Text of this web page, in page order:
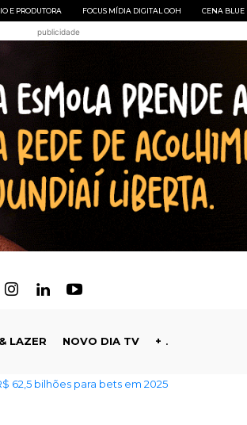
E PRODUTORA FOCUS MÍDIA DIGITAL OOH CENA BLUE
publicidade
LAZER NOVO DIA TV +
62,5 bilhões para bets em 2025